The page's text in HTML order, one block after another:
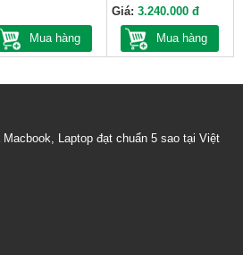
Mua hàng
Giá: 3.240.000 đ
Mua hàng
Laptop đạt chuẩn 5 sao tại Việt